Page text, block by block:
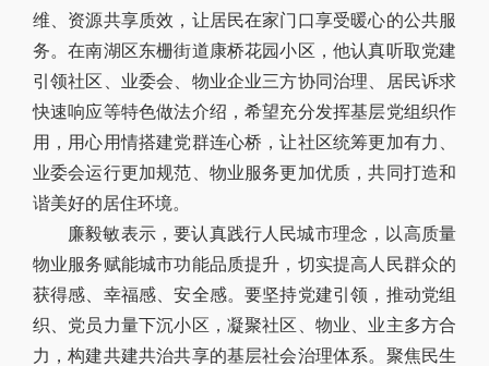
维、资源共享质效，让居民在家门口享受暖心的公共服
务。在南湖区东栅街道康桥花园小区，他认真听取党建
引领社区、业委会、物业企业三方协同治理、居民诉求
快速响应等特色做法介绍，希望充分发挥基层党组织作
用，用心用情搭建党群连心桥，让社区统筹更加有力、
业委会运行更加规范、物业服务更加优质，共同打造和
谐美好的居住环境。
廉毅敏表示，要认真践行人民城市理念，以高质量
物业服务赋能城市功能品质提升，切实提高人民群众的
获得感、幸福感、安全感。要坚持党建引领，推动党组
织、党员力量下沉小区，凝聚社区、物业、业主多方合
力，构建共建共治共享的基层社会治理体系。聚焦民生